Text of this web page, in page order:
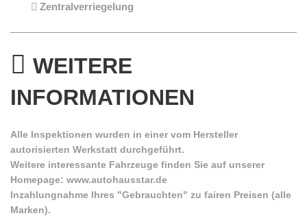
Zentralverriegelung
WEITERE
INFORMATIONEN
Alle Inspektionen wurden in einer vom Hersteller
autorisierten Werkstatt durchgeführt.
Weitere interessante Fahrzeuge finden Sie auf unserer
Homepage: www.autohausstar.de
Inzahlungnahme Ihres "Gebrauchten" zu fairen Preisen (alle
Marken).